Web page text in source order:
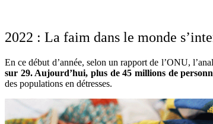
2022 : La faim dans le monde
En ce début d’année, selon un rapport de l’ONU,
sur 29. Aujourd’hui, plus de 45 millions de
des populations en détresses.